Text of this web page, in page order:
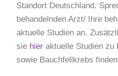
Standort Deutschland.
behandelnden Arzt/ Ihre
aktuelle Studien an.
sie hier aktuelle Studien zu
sowie Bauchfellkrebs